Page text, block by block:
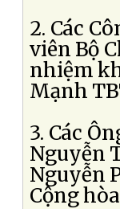
2. Các
viên Bộ
nhiệm
Mạnh
3. Các
Nguyễn
Nguyễn
Cộng